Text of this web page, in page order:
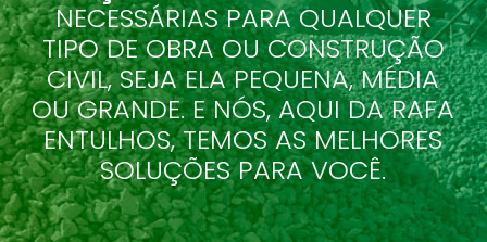
NECESSÁRIAS PARA QUALQUER
TIPO DE OBRA OU CONSTRUÇÃO
CIVIL, SEJA ELA PEQUENA, MÉDIA
OU GRANDE. E NÓS, AQUI DA RAFA
ENTULHOS, TEMOS AS MELHORES
SOLUÇÕES PARA VOCÊ.